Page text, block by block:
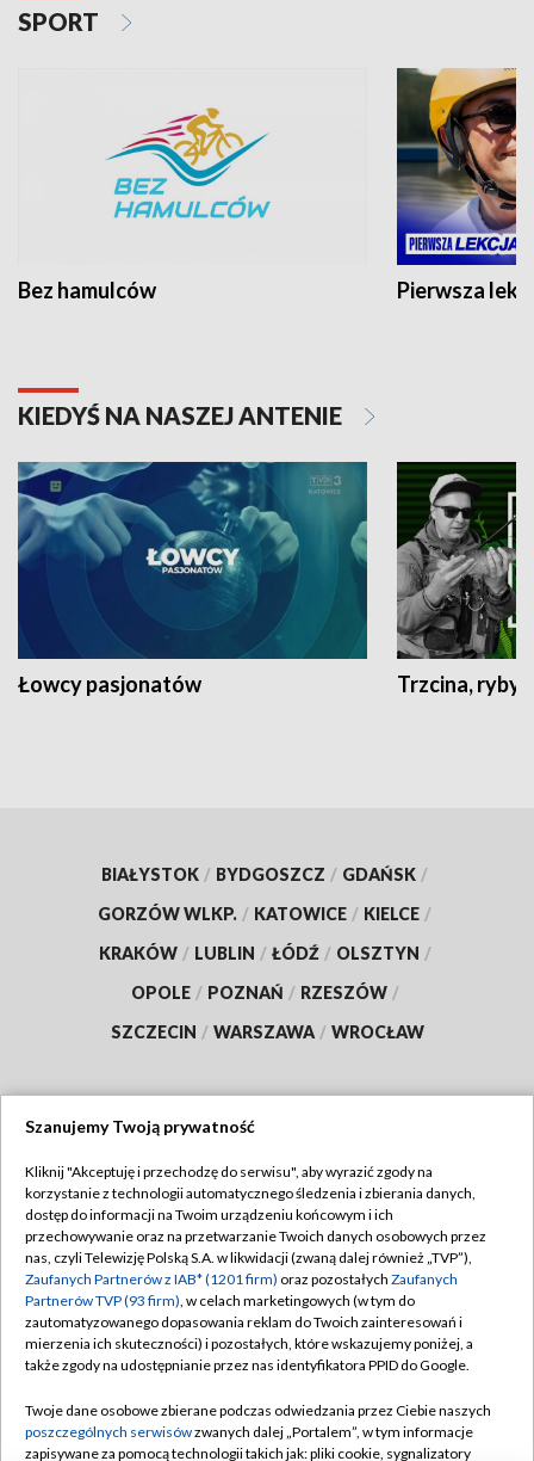
SPORT
Bez hamulców Pierwsza
KIEDYŚ NA NASZEJ ANTENIE
Łowcy pasjonatów Trzcina, ryby
BIAŁYSTOK / BYDGOSZCZ / GDAŃSK /
GORZÓW WLKP. / KATOWICE / KIELCE /
KRAKÓW / LUBLIN / ŁÓDŹ / OLSZTYN /
OPOLE / POZNAŃ / RZESZÓW /
SZCZECIN / WARSZAWA / WROCŁAW
TVP
Abonament TVP
Emisja w TVP
Centrum informacji TVP
Naziemna Telewizja Cyfrowa
Rada Programowa
Regulamin TVP
Polityka prywatności
Moje zgody
Pomoc
Kontakt
Szanujemy Twoją prywatność
Kliknij "Akceptuję i przechodzę do serwisu", aby wyrazić zgody na
korzystanie z technologii automatycznego śledzenia i zbierania danych,
dostęp do informacji na Twoim urządzeniu końcowym i ich
przechowywanie oraz na przetwarzanie Twoich danych osobowych przez
nas, czyli Telewizję Polską S.A. w likwidacji (zwaną dalej również „TVP”),
Zaufanych Partnerów z IAB* (1201 firm) oraz pozostałych Zaufanych
Partnerów TVP (93 firm), w celach marketingowych (w tym do
zautomatyzowanego dopasowania reklam do Twoich zainteresowań i
mierzenia ich skuteczności) i pozostałych, które wskazujemy poniżej, a
także zgody na udostępnianie przez nas identyfikatora PPID do Google.
Twoje dane osobowe zbierane podczas odwiedzania przez Ciebie naszych
poszczególnych serwisówzwanych dalej „Portalem”, w tym informacje
zapisywane za pomocą technologii takich jak: pliki cookie, sygnalizatory